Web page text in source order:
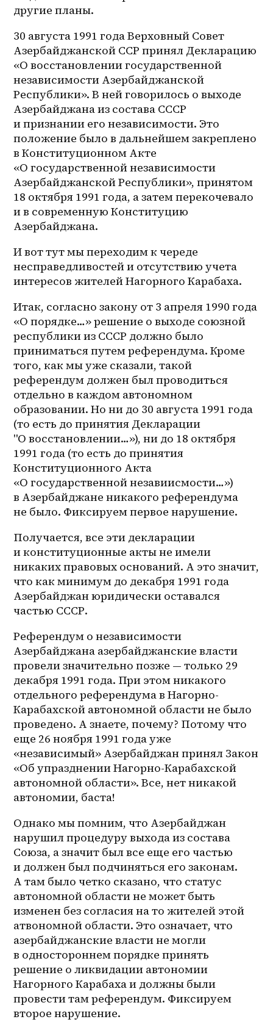
другие планы.
30 августа 1991 года Верховный Совет
Азербайджанской ССР принял Декларацию
«О восстановлении государственной
независимости Азербайджанской
Республики». В ней говорилось о выходе
Азербайджана из состава СССР
и признании его независимости. Это
положение было в дальнейшем закреплено
в Конституционном Акте
«О государственной независимости
Азербайджанской Республики», принятом
18 октября 1991 года, а затем перекочевало
и в современную Конституцию
Азербайджана.
И вот тут мы переходим к череде
несправедливостей и отсутствию учета
интересов жителей Нагорного Карабаха.
Итак, согласно закону от 3 апреля 1990 года
«О порядке…» решение о выходе союзной
республики из СССР должно было
приниматься путем референдума. Кроме
того, как мы уже сказали, такой
референдум должен был проводиться
отдельно в каждом автономном
образовании. Но ни до 30 августа 1991 года
(то есть до принятия Декларации
"О восстановлении…»), ни до 18 октября
1991 года (то есть до принятия
Конституционного Акта
«О государственной незавиисмости…»)
в Азербайджане никакого референдума
не было. Фиксируем первое нарушение.
Получается, все эти декларации
и конституционные акты не имели
никаких правовых оснований. А это значит,
что как минимум до декабря 1991 года
Азербайджан юридически оставался
частью СССР.
Референдум о независимости
Азербайджана азербайджанские власти
провели значительно позже — только 29
декабря 1991 года. При этом никакого
отдельного референдума в Нагорно-
Карабахской автономной области не было
проведено. А знаете, почему? Потому что
еще 26 ноября 1991 года уже
«независимый» Азербайджан принял Закон
«Об упразднении Нагорно-Карабахской
автономной области». Все, нет никакой
автономии, баста!
Однако мы помним, что Азербайджан
нарушил процедуру выхода из состава
Союза, а значит был все еще его частью
и должен был подчиняться его законам.
А там было четко сказано, что статус
автономной области не может быть
изменен без согласия на то жителей этой
атвономной области. Это означает, что
азербайджанские власти не могли
в одностороннем порядке принять
решение о ликвидации автономии
Нагорного Карабаха и должны были
провести там референдум. Фиксируем
второе нарушение.